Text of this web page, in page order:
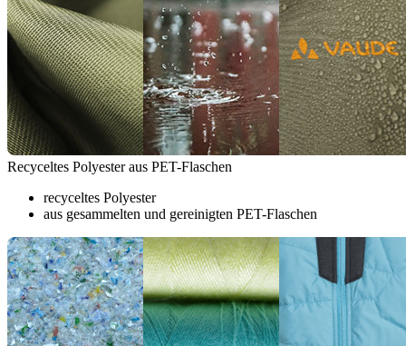
Recyceltes Polyester aus PET-Flaschen
recyceltes Polyester
aus gesammelten und gereinigten PET-Flaschen